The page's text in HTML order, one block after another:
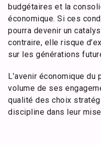
budgétaires et la
économique. Si ces
pourra devenir un
contraire, elle risque
sur les générations
L’avenir économique
volume de ses
qualité des choix
discipline dans leur